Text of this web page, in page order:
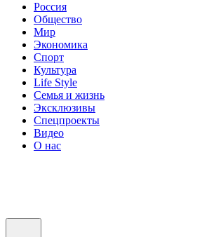
Россия
Общество
Мир
Экономика
Спорт
Культура
Life Style
Семья и жизнь
Эксклюзивы
Спецпроекты
Видео
О нас